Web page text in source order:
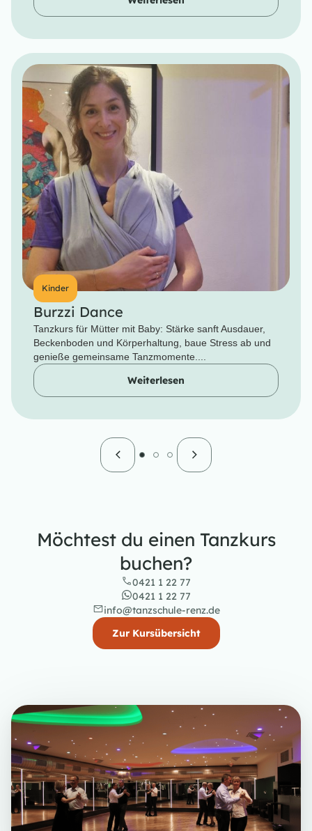
Kinder
Burzzi Dance
Tanzkurs für Mütter mit Baby: Stärke sanft Ausdauer,
Beckenboden und Körperhaltung, baue Stress ab und
genieße gemeinsame Tanzmomente....
Weiterlesen
Möchtest du einen Tanzkurs
buchen?
0421 1 22 77
0421 1 22 77
info@tanzschule-renz.de
Zur Kursübersicht